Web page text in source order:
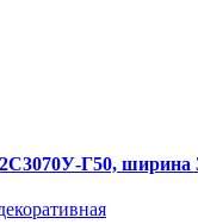
Г50, ширина